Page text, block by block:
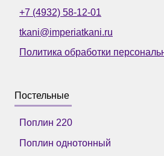
+7 (4932) 58-12-01
tkani@imperiatkani.ru
Политика обработки
Постельные
Поплин 220
Поплин однотонный